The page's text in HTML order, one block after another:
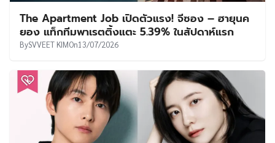
The Apartment Job เปิดตัวแรง! จีซอง – ฮายุนค
ยอง แท็กทีมพาเรตติ้งแตะ 5.39% ในสัปดาห์แรก
BySVVEET KIMOn13/07/2026